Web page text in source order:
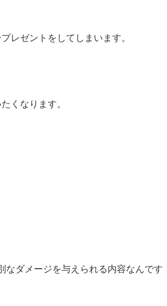
レゼントをしてしまいます。
くなります。
なダメージを与えられる内容なんです